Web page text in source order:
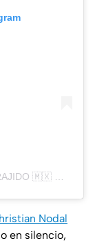
Una publicación compartida de AKA EL FORAJIDO 🇲🇽 🌵💚 (@nodal)
Nodal
en silencio,